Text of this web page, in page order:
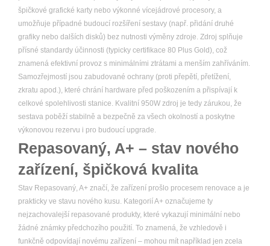
špičkové grafické karty nebo výkonné vícejádrové procesory, a
umožňuje případné budoucí rozšíření sestavy (např. přidání druhé
grafiky nebo dalších disků) bez nutnosti výměny zdroje. Zdroj splňuje
přísné standardy účinnosti (typicky certifikace 80 Plus Gold), což
znamená efektivní provoz s minimálními ztrátami a menším zahříváním.
Samozřejmostí jsou zabudované ochrany (proti přepětí, přetížení,
zkratu apod.), které chrání hardware před poškozením a přispívají k
celkové spolehlivosti stanice. Kvalitní 950W zdroj je tedy zárukou, že
sestava poběží stabilně a bezpečně za všech okolností a poskytne
výkonovou rezervu i pro budoucí upgrade.
Repasovaný, A+ – stav nového
zařízení, špičková kvalita
Stav Repasovaný, A+ značí, že zařízení prošlo procesem renovace a je
prakticky ve stavu nového kusu. Kategorií A+ označujeme ty
nejzachovalejší repasované produkty, které vykazují minimální nebo
žádné známky předchozího použití. To znamená, že vzhledově i
funkčně odpovídají novému zařízení – mohou mít například jen zcela